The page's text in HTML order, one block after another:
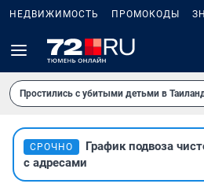
НЕДВИЖИМОСТЬ ПРОМОКОДЫ
Простились с убитыми детьми в
СРОЧНО
График подвоза
с адресами